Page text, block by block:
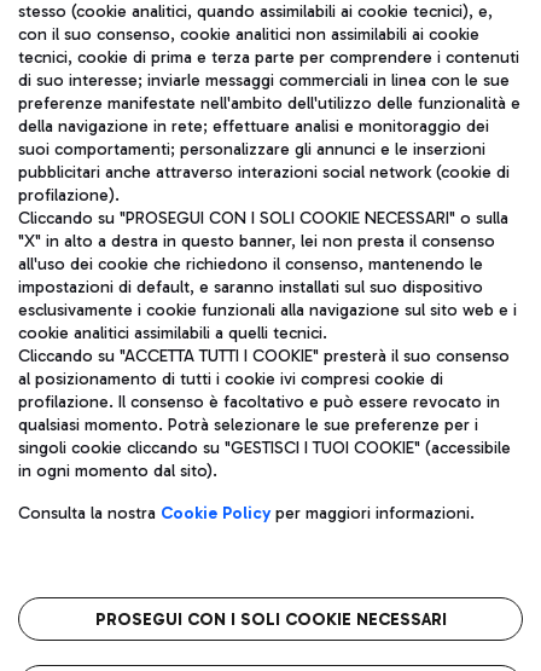
TRAVEL JOURNAL
ITA
Aeroporti di Roma S.p.A. - Società soggetta a direzione e
coordinamento di Mundys S.p.A.
Codice fiscale e Registro delle Imprese di Roma 13032990155 P.
IVA 06572251004
Capitale sociale 62.224.743,00 int. vers.
Sede legale: Via Pier Paolo Racchetti 1 - 00054 Fiumicino (RM)
telefono +39 06 65951
Privacy policy
Note legali
L'aeroporto stellato
stesso (cookie analitici, quando assimilabili ai cookie tecnici), e,
con il suo consenso, cookie analitici non assimilabili ai cookie
tecnici, cookie di prima e terza parte per comprendere i contenuti
di suo interesse; inviarle messaggi commerciali in linea con le sue
preferenze manifestate nell'ambito dell'utilizzo delle funzionalità e
della navigazione in rete; effettuare analisi e monitoraggio dei
suoi comportamenti; personalizzare gli annunci e le inserzioni
pubblicitari anche attraverso interazioni social network (cookie di
profilazione).
Cliccando su "PROSEGUI CON I SOLI COOKIE NECESSARI" o sulla
"X" in alto a destra in questo banner, lei non presta il consenso
all'uso dei cookie che richiedono il consenso, mantenendo le
impostazioni di default, e saranno installati sul suo dispositivo
esclusivamente i cookie funzionali alla navigazione sul sito web e i
cookie analitici assimilabili a quelli tecnici.
Cliccando su "ACCETTA TUTTI I COOKIE" presterà il suo consenso
al posizionamento di tutti i cookie ivi compresi cookie di
profilazione. Il consenso è facoltativo e può essere revocato in
qualsiasi momento. Potrà selezionare le sue preferenze per i
singoli cookie cliccando su "GESTISCI I TUOI COOKIE" (accessibile
in ogni momento dal sito).
Consulta la nostra Cookie Policyper maggiori informazioni.
PROSEGUI CON I SOLI COOKIE NECESSARI